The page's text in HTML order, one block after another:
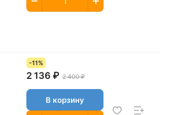
-11%
2 136 ₽ 2 400 ₽
В корзину